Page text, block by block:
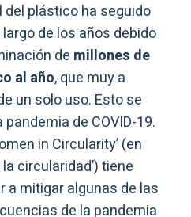
del plástico ha seguido
de los años debido
de millones de
al año, que muy a
un solo uso. Esto se
de COVID-19.
in Circularity’ (en
circularidad’) tiene
a mitigar algunas de las
de la pandemia